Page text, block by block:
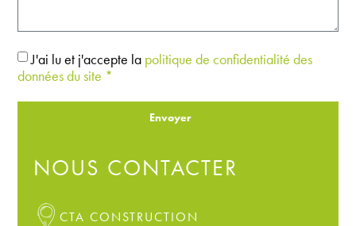
J'ai lu et j'accepte la politique de confidentialité des
données du site *
Envoyer
NOUS CONTACTER
CTA CONSTRUCTION